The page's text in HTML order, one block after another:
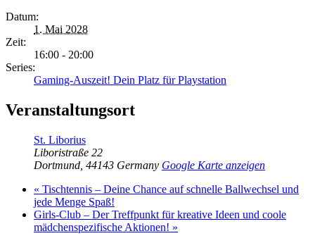
Datum:
1. Mai 2028
Zeit:
16:00 - 20:00
Series:
Gaming-Auszeit! Dein Platz für Playstation
Veranstaltungsort
St. Liborius
Liboristraße 22
Dortmund 44143 Germany Google Karte anzeigen
« Tischtennis – Deine Chance auf schnelle Ballwechsel und
jede Menge Spaß!
Girls-Club – Der Treffpunkt für kreative Ideen und coole
mädchenspezifische Aktionen! »